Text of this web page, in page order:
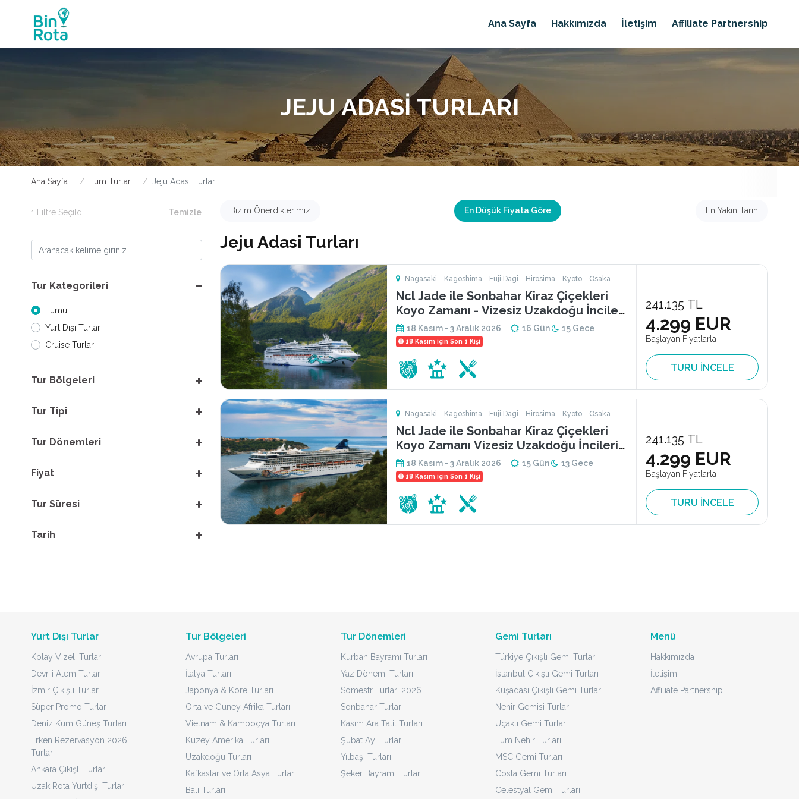
Ana Sayfa Hakkımızda İletişim Affiliate Partnership
JEJU ADASI TURLARI
Ana Sayfa Tüm Turlar Jeju Adasi Turları
1 Filtre Seçildi Temizle
Tur Kategorileri
Tümü
Yurt Dışı Turlar
Cruise Turlar
Tur Bölgeleri
Tur Tipi
Tur Dönemleri
Fiyat
Tur Süresi
Tarih
Bizim Önerdiklerimiz En Düşük Fiyata Göre En Yakın Tarih
Jeju Adasi Turları
Nagasaki - Kagoshima - Fuji Dagi - Hirosima - Kyoto - Osaka -
Tokyo - Singapur - Jeju Adasi - Shimizu - Seul - Nagoya
Ncl Jade ile Sonbahar Kiraz Çiçekleri
Koyo Zamanı - Vizesiz Uzakdoğu İncileri
Japonya & Güney Kore
18 Kasım - 3 Aralık 2026 16 Gün 15 Gece
18 Kasım için Son 1 Kişi
241.135 TL
4.299 EUR
Başlayan Fiyatlarla
TURU İNCELE
Nagasaki - Kagoshima - Fuji Dagi - Hirosima - Kyoto - Osaka -
Tokyo - Singapur - Jeju Adasi - Shimizu - Seul - Nagoya
Ncl Jade ile Sonbahar Kiraz Çiçekleri
Koyo Zamanı Vizesiz Uzakdoğu İncileri
Japonya & Güney Kore
18 Kasım - 3 Aralık 2026 15 Gün 13 Gece
18 Kasım için Son 1 Kişi
241.135 TL
4.299 EUR
Başlayan Fiyatlarla
TURU İNCELE
Yurt Dışı Turlar
Kolay Vizeli Turlar
Devr-i Alem Turlar
İzmir Çıkışlı Turlar
Süper Promo Turlar
Deniz Kum Güneş Turları
Erken Rezervasyon 2026
Turları
Ankara Çıkışlı Turlar
Uzak Rota Yurtdışı Turlar
Tur Bölgeleri
Avrupa Turları
İtalya Turları
Japonya & Kore Turları
Orta ve Güney Afrika Turları
Vietnam & Kamboçya Turları
Kuzey Amerika Turları
Uzakdoğu Turları
Kafkaslar ve Orta Asya Turları
Bali Turları
Tur Dönemleri
Kurban Bayramı Turları
Yaz Dönemi Turları
Sömestr Turları 2026
Sonbahar Turları
Kasım Ara Tatil Turları
Şubat Ayı Turları
Yılbaşı Turları
Şeker Bayramı Turları
Gemi Turları
Türkiye Çıkışlı Gemi Turları
İstanbul Çıkışlı Gemi Turları
Kuşadası Çıkışlı Gemi Turları
Nehir Gemisi Turları
Uçaklı Gemi Turları
Tüm Nehir Turları
MSC Gemi Turları
Costa Gemi Turları
Celestyal Gemi Turları
Menü
Hakkımızda
İletişim
Affiliate Partnership